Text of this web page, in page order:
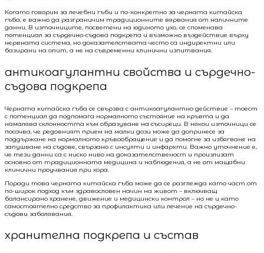
Когато говорим за лечебни гъби и по-конкретно за черната китайска
гъба, е важно да разграничим традиционните вярвания от наличните
данни. В източниците, посветени на юдиното ухо, се споменава
потенциал за сърдечно-съдова подкрепа и възможно въздействие върху
нервната система, но доказателствата често са индиректни или
базирани на опит, а не на съвременни клинични изпитвания.
антикоагулантни свойства и сърдечно-
съдова подкрепа
Черната китайска гъба се свързва с антикоагулантно действие – тоест
с потенциал да подпомага нормалното състояние на кръвта и да
намалява склонността към образуване на съсиреци. В някои източници се
посочва, че редовният прием на малки дози може да допринесе за
поддържане на нормалното кръвообращение и да помогне за избягване на
запушване на съдове, свързано с инсулти и инфаркти. Важно уточнение е,
че тези данни са с ниско ниво на доказателственост и произлизат
основно от традиционната медицина и наблюдения, а не от мащабни
клинични проучвания при хора.
Поради това черната китайска гъба може да се разглежда като част от
по-широк подход към здравословен начин на живот – включващ
балансирано хранене, движение и медицински контрол – но не и като
самостоятелно средство за профилактика или лечение на сърдечно-
съдови заболявания.
хранителна подкрепа и състав